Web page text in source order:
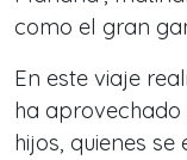
como el gran
En este viaje
ha
hijos, quienes